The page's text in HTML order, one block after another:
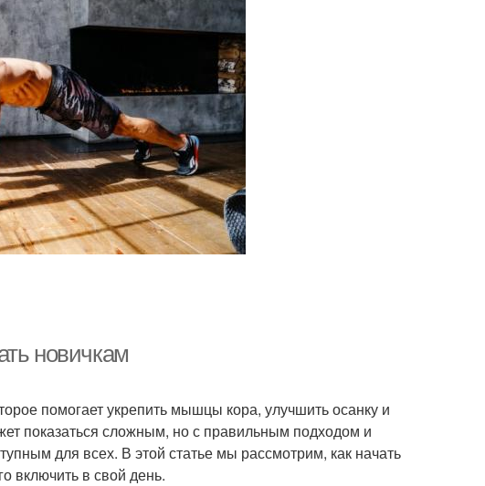
новичкам
помогает укрепить мышцы кора, улучшить осанку и
показаться сложным, но с правильным подходом и
для всех. В этой статье мы рассмотрим, как начать
включить в свой день.